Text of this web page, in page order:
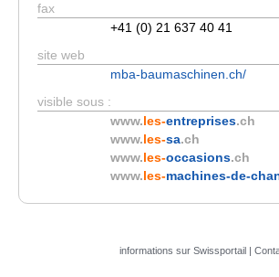
fax
+41 (0) 21 637 40 41
site web
mba-baumaschinen.ch/
visible sous :
www.les-entreprises.ch
www.les-sa.ch
www.les-occasions.ch
www.les-machines-de-
informations sur Swissportail |